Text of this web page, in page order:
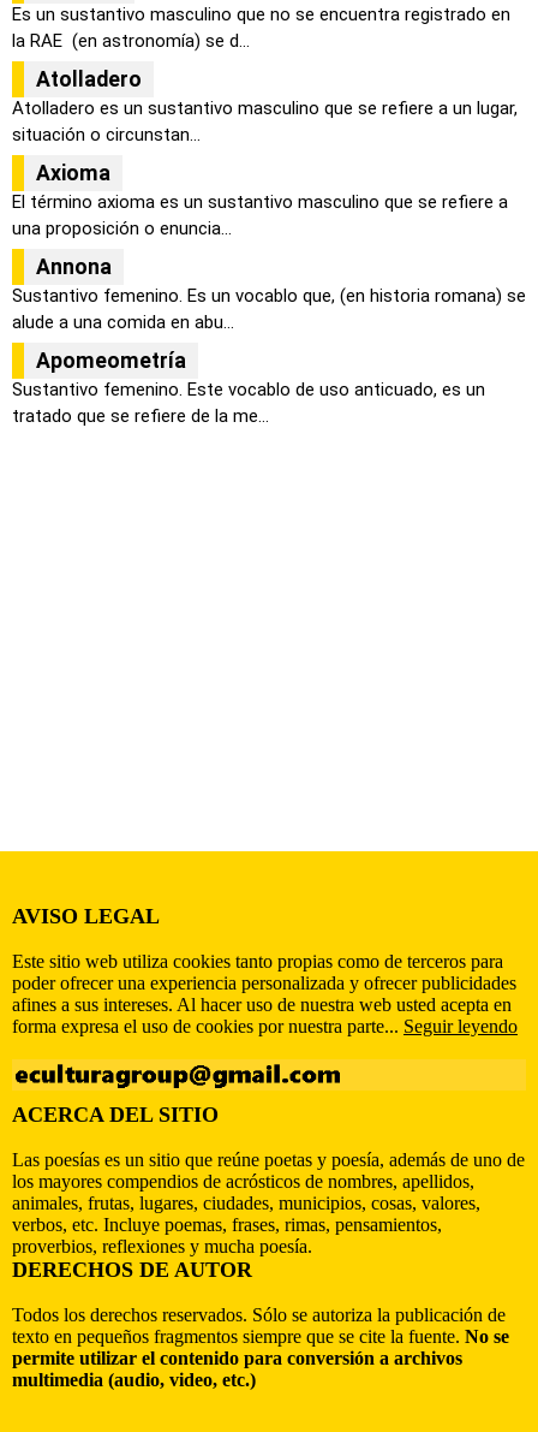
Es un sustantivo masculino que no se encuentra registrado en
la RAE (en astronomía) se d...
Atolladero
Atolladero es un sustantivo masculino que se refiere a un lugar,
situación o circunstan...
Axioma
El término axioma es un sustantivo masculino que se refiere a
una proposición o enuncia...
Annona
Sustantivo femenino. Es un vocablo que, (en historia romana) se
alude a una comida en abu...
Apomeometría
Sustantivo femenino. Este vocablo de uso anticuado, es un
tratado que se refiere de la me...
AVISO LEGAL
Este sitio web utiliza cookies tanto propias como de terceros para
poder ofrecer una experiencia personalizada y ofrecer publicidades
afines a sus intereses. Al hacer uso de nuestra web usted acepta en
forma expresa el uso de cookies por nuestra parte... Seguir leyendo
ACERCA DEL SITIO
Las poesías es un sitio que reúne poetas y poesía, además de uno de
los mayores compendios de acrósticos de nombres, apellidos,
animales, frutas, lugares, ciudades, municipios, cosas, valores,
verbos, etc. Incluye poemas, frases, rimas, pensamientos,
proverbios, reflexiones y mucha poesía.
DERECHOS DE AUTOR
Todos los derechos reservados. Sólo se autoriza la publicación de
texto en pequeños fragmentos siempre que se cite la fuente. No se
permite utilizar el contenido para conversión a archivos
multimedia (audio, video, etc.)